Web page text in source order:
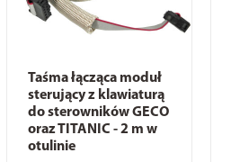
Taśma łącząca moduł
sterujący z klawiaturą
do sterowników GECO
oraz TITANIC - 2 m w
otulinie